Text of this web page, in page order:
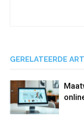
GERELATEERDE